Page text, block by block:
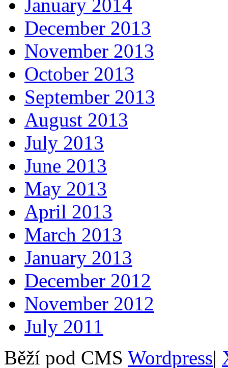
January 2014
December 2013
November 2013
October 2013
September 2013
August 2013
July 2013
June 2013
May 2013
April 2013
March 2013
January 2013
December 2012
November 2012
July 2011
Běží pod CMS Wordpress|